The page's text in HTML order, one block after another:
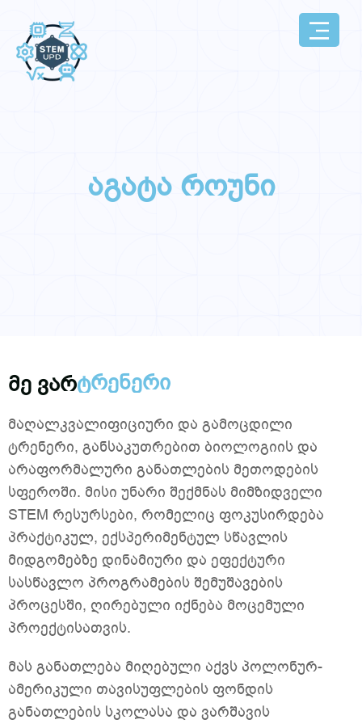
აგატა როუნი
მე ვარტრენერი
მაღალკვალიფიციური და გამოცდილი
ტრენერი, განსაკუთრებით ბიოლოგიის და
არაფორმალური განათლების მეთოდების
სფეროში. მისი უნარი შექმნას მიმზიდველი
STEM რესურსები, რომელიც ფოკუსირდება
პრაქტიკულ, ექსპერიმენტულ სწავლის
მიდგომებზე დინამიური და ეფექტური
სასწავლო პროგრამების შემუშავების
პროცესში, ღირებული იქნება მოცემული
პროექტისათვის.
მას განათლება მიღებული აქვს პოლონურ-
ამერიკული თავისუფლების ფონდის
განათლების სკოლასა და ვარშავის